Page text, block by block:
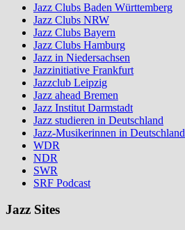
Jazz Clubs Baden Württemberg
Jazz Clubs NRW
Jazz Clubs Bayern
Jazz Clubs Hamburg
Jazz in Niedersachsen
Jazzinitiative Frankfurt
Jazzclub Leipzig
Jazz ahead Bremen
Jazz Institut Darmstadt
Jazz studieren in Deutschland
Jazz-Musikerinnen in Deutschland
WDR
NDR
SWR
SRF Podcast
Jazz Sites